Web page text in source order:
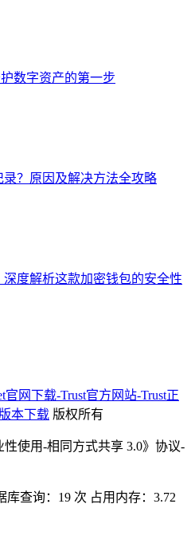
数字资产的第一步
录？原因及解决方法全攻略
深度解析这款加密钱包的安全性
官网下载-Trust官方网站-Trust正
本下载 版权所有
使用-相同方式共享 3.0》协议-
库查询：19 次 占用内存：3.72